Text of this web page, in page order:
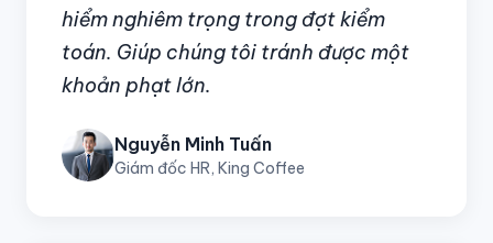
hiểm nghiêm trọng trong đợt kiểm
toán. Giúp chúng tôi tránh được một
khoản phạt lớn.
Nguyễn Minh Tuấn
Giám đốc HR, King Coffee